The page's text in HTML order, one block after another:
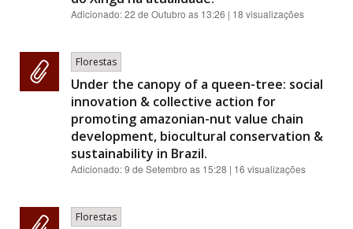
Adicionado:22 de Outubro as 13:26 | 18 visualizações
Florestas
Under the canopy of a queen-tree: social
innovation & collective action for
promoting amazonian-nut value chain
development, biocultural conservation &
sustainability in Brazil.
Adicionado:9 de Setembro as 15:28 | 16 visualizações
Florestas